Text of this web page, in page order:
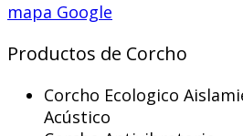
mapa Google
Productos de Corcho
Corcho Ecologico
Acústico